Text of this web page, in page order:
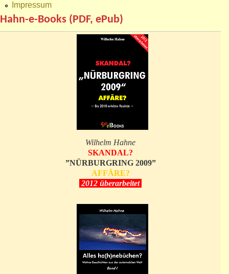
Impressum
Hahn-e-Books (PDF, ePub)
Wilhelm Hahne
SKANDAL?
”NÜRBURGRING 2009”
AFFÄRE?
2012 überarbeitet